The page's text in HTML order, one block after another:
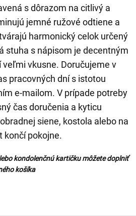
s dôrazom na citlivý a
jemné ružové odtiene a
harmonický celok určený
stuha s nápisom je decentným
veľmi vkusne. Doručujeme v
pracovných dní s istotou
e-mailom. V prípade potreby
čas doručenia a kyticu
siene, kostola alebo na
končí pokojne.
kondolenčnú kartičku môžete doplniť
košíka